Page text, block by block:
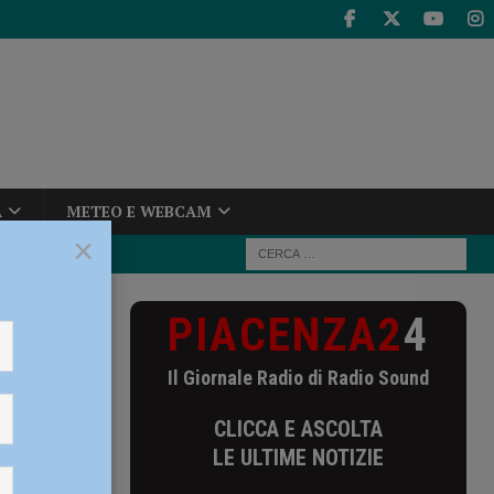
METEO E WEBCAM
lo
PIACENZA24
Il Giornale Radio di Radio Sound
CLICCA E ASCOLTA
LE ULTIME NOTIZIE
×